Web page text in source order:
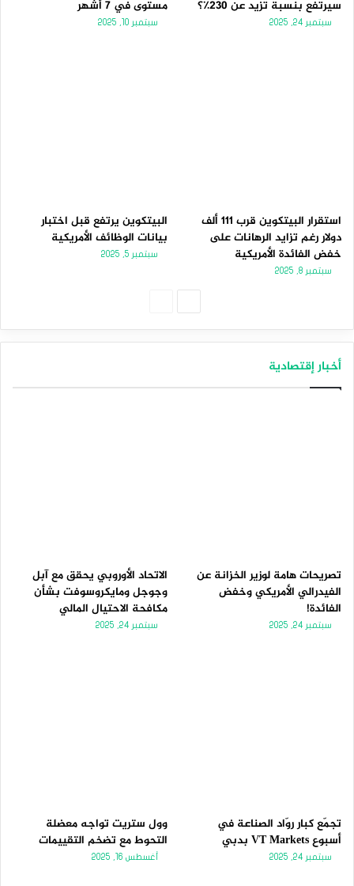
سيرتفع بنسبة تزيد عن 230٪؟
سبتمبر 24, 2025
مستوى في 7 أشهر
سبتمبر 10, 2025
استقرار البيتكوين قرب 111 ألف
دولار رغم تزايد الرهانات على
خفض الفائدة الأمريكية
سبتمبر 8, 2025
البيتكوين يرتفع قبل اختبار
بيانات الوظائف الأمريكية
سبتمبر 5, 2025
أخبار إقتصادية
تصريحات هامة لوزير الخزانة عن
الفيدرالي الأمريكي وخفض
الفائدة!
سبتمبر 24, 2025
الاتحاد الأوروبي يحقق مع آبل
وجوجل ومايكروسوفت بشأن
مكافحة الاحتيال المالي
سبتمبر 24, 2025
تجمّع كبار روّاد الصناعة في
أسبوع VT Markets بدبي
سبتمبر 24, 2025
وول ستريت تواجه معضلة
التحوط مع تضخم التقييمات
أغسطس 16, 2025